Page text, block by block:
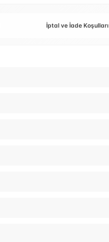
İptal ve İade Koşulları